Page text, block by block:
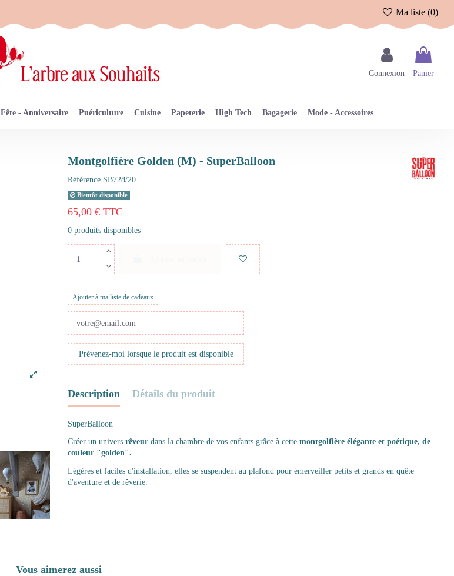
Ma liste (0)
Connexion Panier
Fête - Anniversaire Puériculture Cuisine Papeterie High Tech Bagagerie Mode - Accessoires
Montgolfière Golden (M) - SuperBalloon
Référence SB728/20
Bientôt disponible
65,00 € TTC
0 produits disponibles
Ajouter à ma liste de cadeaux
Description Détails du produit
SuperBalloon
Créer un univers rêveur dans la chambre de vos enfants grâce à cette montgolfière élégante et poétique, de
couleur "golden".
Légères et faciles d'installation, elles se suspendent au plafond pour émerveiller petits et grands en quête
d'aventure et de rêverie.
Vous aimerez aussi